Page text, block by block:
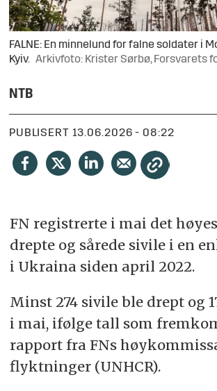
FALNE: En minnelund for falne soldater i
Kyiv. Arkivfoto: Krister Sørbø, Forsvarets
NTB
PUBLISERT 13.06.2026 - 08:22
FN registrerte i mai det
drepte og sårede sivile i en
i Ukraina siden april 2022.
Minst 274 sivile ble drept og
i mai, ifølge tall som
rapport fra FNs
flyktninger (UNHCR).